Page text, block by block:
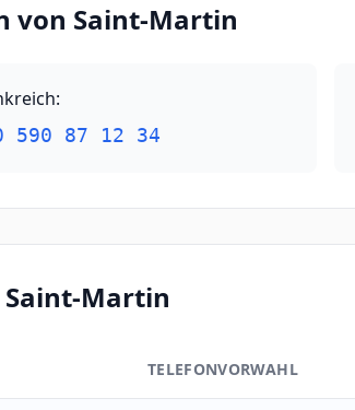
von Saint-Martin
:
590 87 12 34
Martin
TELEFONVORWAHL